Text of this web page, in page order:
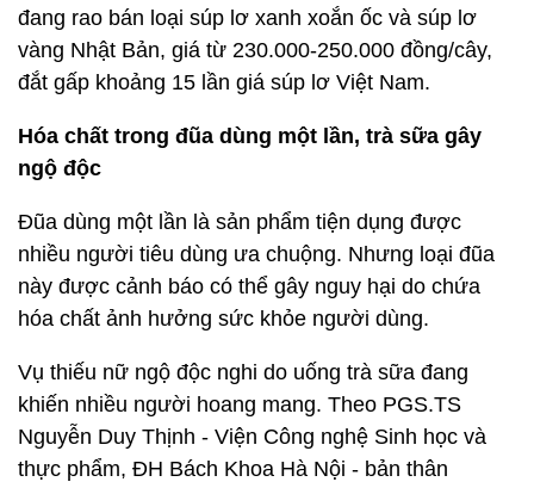
đang rao bán loại súp lơ xanh xoắn ốc và súp lơ
vàng Nhật Bản, giá từ 230.000-250.000 đồng/cây,
đắt gấp khoảng 15 lần giá súp lơ Việt Nam.
Hóa chất trong đũa dùng một lần, trà sữa gây
ngộ độc
Đũa dùng một lần là sản phẩm tiện dụng được
nhiều người tiêu dùng ưa chuộng. Nhưng loại đũa
này được cảnh báo có thể gây nguy hại do chứa
hóa chất ảnh hưởng sức khỏe người dùng.
Vụ thiếu nữ ngộ độc nghi do uống trà sữa đang
khiến nhiều người hoang mang. Theo PGS.TS
Nguyễn Duy Thịnh - Viện Công nghệ Sinh học và
thực phẩm, ĐH Bách Khoa Hà Nội - bản thân